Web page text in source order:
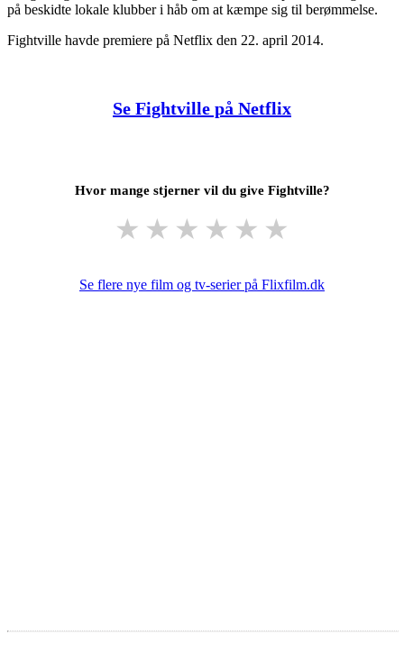
på beskidte lokale klubber i håb om at kæmpe sig til berømmelse.
Fightville havde premiere på Netflix den 22. april 2014.
Se Fightville på Netflix
Hvor mange stjerner vil du give Fightville?
★ ★ ★ ★ ★ ★
Se flere nye film og tv-serier på Flixfilm.dk